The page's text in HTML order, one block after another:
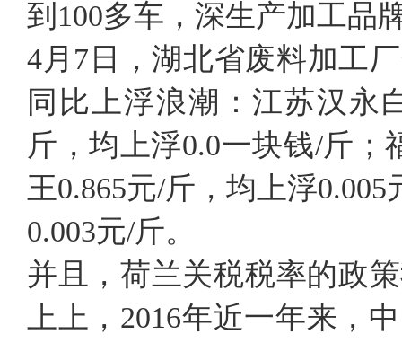
到100多车，深生产加工品
4月7日，湖北省废料加工
同比上浮浪潮：江苏汉永
斤，均上浮0.0一块钱/斤；
王0.865元/斤，均上浮
0.003元/斤。
并且，荷兰关税税率的政
上上，2016年近一年来，